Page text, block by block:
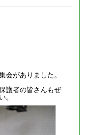
がありました。
護者の皆さんもぜ
。